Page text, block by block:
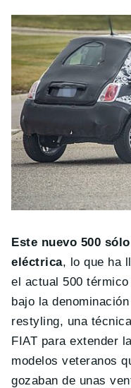
Este nuevo 500
eléctrica, lo que ha
el actual 500
bajo la
restyling, una
FIAT para extender
modelos veteranos
gozaban de unas